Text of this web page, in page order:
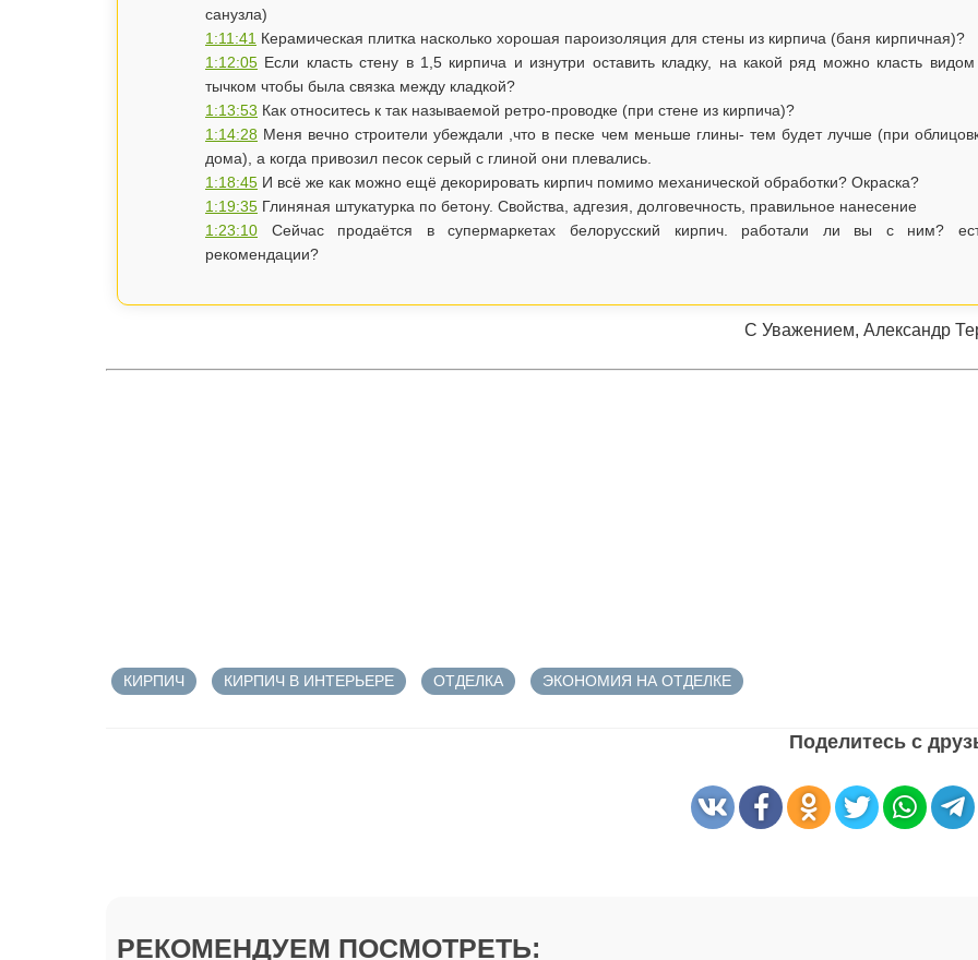
санузла)
1:11:41 Керамическая плитка насколько хорошая пароизоляция для стены из кирпича (баня кирпичная)?
1:12:05 Если класть стену в 1,5 кирпича и изнутри оставить кладку, на какой ряд можно класть
тычком чтобы была связка между кладкой?
1:13:53 Как относитесь к так называемой ретро-проводке (при стене из кирпича)?
1:14:28 Меня вечно строители убеждали ,что в песке чем меньше глины- тем будет лучше (при
дома), а когда привозил песок серый с глиной они плевались.
1:18:45 И всё же как можно ещё декорировать кирпич помимо механической обработки? Окраска?
1:19:35 Глиняная штукатурка по бетону. Свойства, адгезия, долговечность, правильное нанесение
1:23:10 Сейчас продаётся в супермаркетах белорусский кирпич. работали ли вы с ним?
рекомендации?
С Уважением, Александр
КИРПИЧ КИРПИЧ В ИНТЕРЬЕРЕ ОТДЕЛКА ЭКОНОМИЯ НА ОТДЕЛКЕ
Поделитесь с
РЕКОМЕНДУЕМ ПОСМОТРЕТЬ: